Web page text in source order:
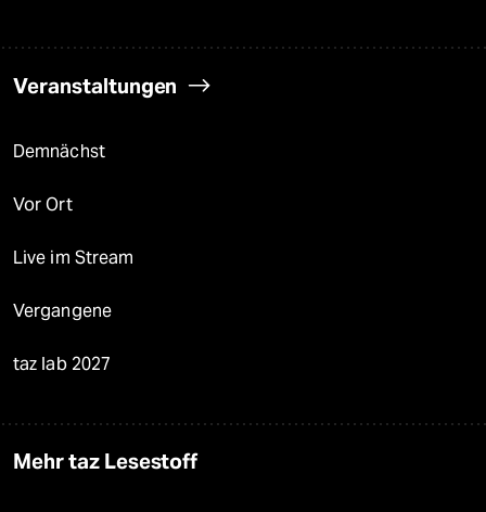
Veranstaltungen
Demnächst
Vor Ort
Live im Stream
Vergangene
taz lab 2027
Mehr taz Lesestoff